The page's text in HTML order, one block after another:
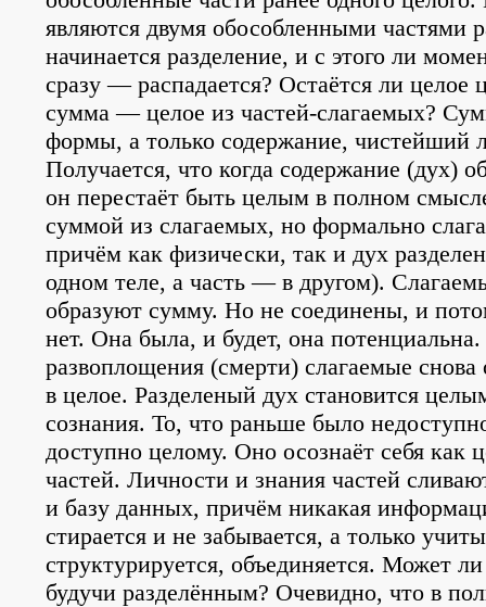
являются двумя обособленными частями
начинается разделение, и с этого ли
сразу — распадается? Остаётся ли целое
сумма — целое из частей-слагаемых?
формы, а только содержание, чистейший
Получается, что когда содержание (дух)
он перестаёт быть целым в полном
суммой из слагаемых, но формально
причём как физически, так и дух
одном теле, а часть — в другом).
образуют сумму. Но не соединены, и
нет. Она была, и будет, она
развоплощения (смерти) слагаемые
в целое. Разделеный дух становится
сознания. То, что раньше было
доступно целому. Оно осознаёт себя как
частей. Личности и знания частей
и базу данных, причём никакая
стирается и не забывается, а только
структурируется, объединяется. Может
будучи разделённым? Очевидно, что в